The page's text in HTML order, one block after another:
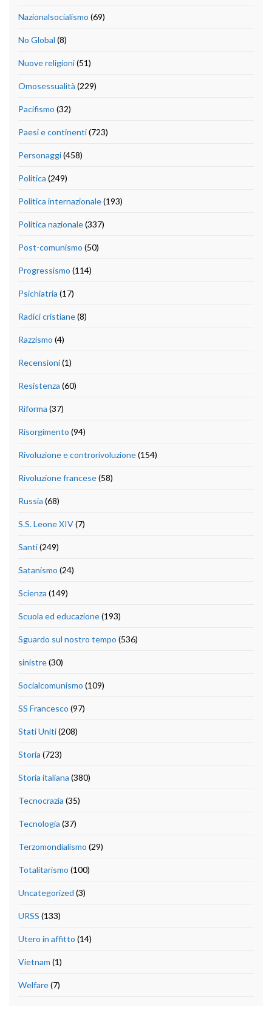
Nazionalsocialismo (69)
No Global (8)
Nuove religioni(51)
Omosessualità (229)
Pacifismo (32)
Paesi e continenti(723)
Personaggi(458)
Politica (249)
Politica internazionale(193)
Politica nazionale(337)
Post-comunismo (50)
Progressismo (114)
Psichiatria (17)
Radici cristiane(8)
Razzismo (4)
Recensioni(1)
Resistenza (60)
Riforma (37)
Risorgimento (94)
Rivoluzione e controrivoluzione(154)
Rivoluzione francese(58)
Russia (68)
S.S. Leone XIV(7)
Santi(249)
Satanismo (24)
Scienza (149)
Scuola ed educazione(193)
Sguardo sul nostro tempo (536)
sinistre(30)
Socialcomunismo (109)
SS Francesco (97)
Stati Uniti(208)
Storia (723)
Storia italiana (380)
Tecnocrazia (35)
Tecnologia (37)
Terzomondialismo (29)
Totalitarismo (100)
Uncategorized (3)
URSS (133)
Utero in affitto (14)
Vietnam (1)
Welfare(7)